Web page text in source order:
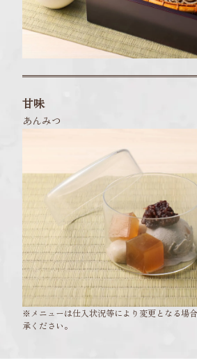
甘味
あんみつ
※メニューは仕入状況等により変更となる場
承ください。